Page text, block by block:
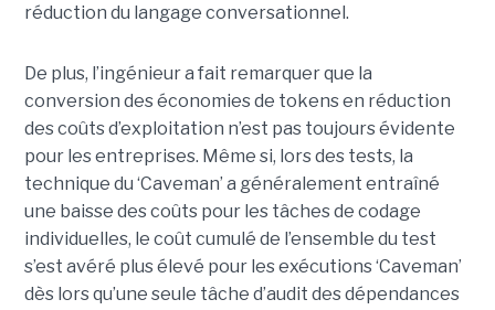
réduction du langage conversationnel.
De plus, l’ingénieur a fait remarquer que la
conversion des économies de tokens en réduction
des coûts d’exploitation n’est pas toujours évidente
pour les entreprises. Même si, lors des tests, la
technique du ‘Caveman’ a généralement entraîné
une baisse des coûts pour les tâches de codage
individuelles, le coût cumulé de l’ensemble du test
s’est avéré plus élevé pour les exécutions ‘Caveman’
dès lors qu’une seule tâche d’audit des dépendances